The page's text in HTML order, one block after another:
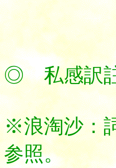
◎ 私感訳
※浪淘沙：
参照。